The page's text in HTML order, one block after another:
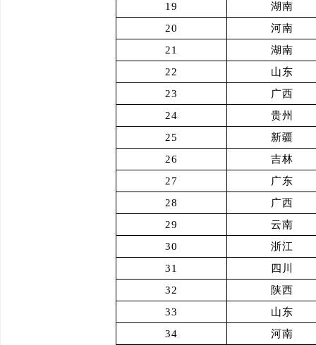
19
湖南
20
河南
21
湖南
22
山东
23
广西
24
贵州
25
新疆
26
吉林
27
广东
28
广西
29
云南
30
浙江
31
四川
32
陕西
33
山东
34
河南